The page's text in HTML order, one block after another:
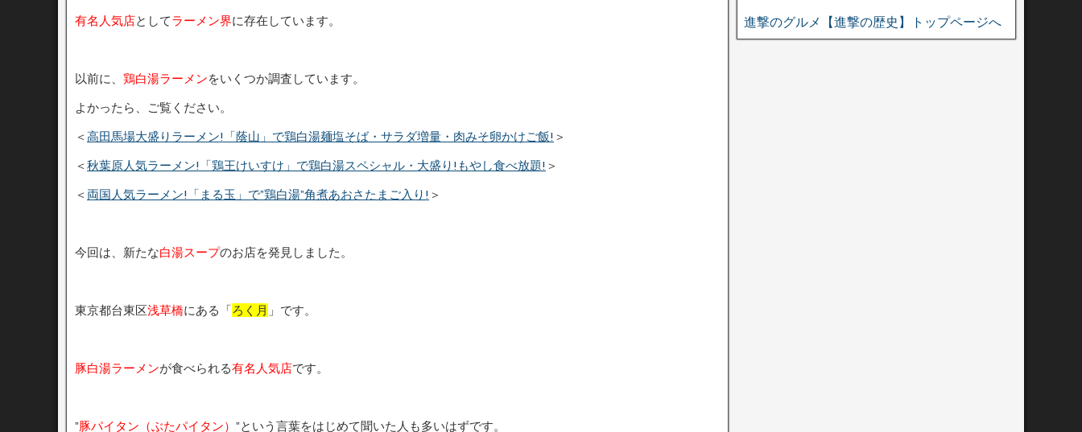
有名人気店としてラーメン界に存在しています。
以前に、 鶏白湯ラーメンをいくつか調査しています。
よかったら、ご覧ください。
＜高田馬場大盛りラーメン!「蔭山」で鶏白湯麺塩そば・サラダ増量・肉みそ卵かけご飯! ＞
＜秋葉原人気ラーメン!「鶏王けいすけ」で鶏白湯スペシャル・大盛り!もやし食べ放題! ＞
＜ 両国人気ラーメン!「まる玉」で”鶏白湯”角煮あおさたまご入り! ＞
今回は、新たな白湯スープのお店を発見しました。
東京都台東区浅草橋にある「ろく月 」です。
豚白湯ラーメンが食べられる有名人気店です。
”豚パイタン（ぶたパイタン） ”という言葉をはじめて聞いた人も多いはずです。
進撃のグルメ【進撃の歴史】トップページへ